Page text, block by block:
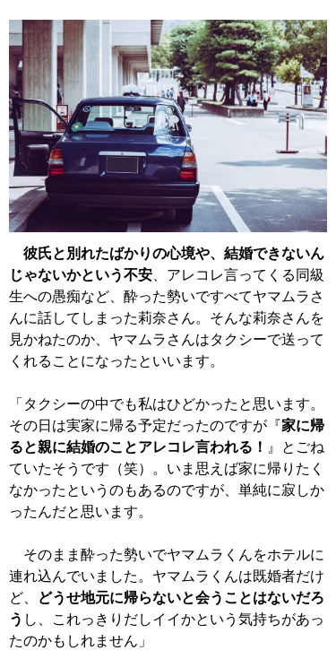
彼氏と別れたばかりの心境や、結婚できないん
じゃないかという不安 、アレコレ言ってくる同級
生への愚痴など、酔った勢いですべてヤマムラさ
んに話してしまった莉奈さん。そんな莉奈さんを
見かねたのか、ヤマムラさんはタクシーで送って
くれることになったといいます。
「タクシーの中でも私はひどかったと思います。
その日は実家に帰る予定だったのですが『家に帰
ると親に結婚のことアレコレ言われる！ 』とごね
ていたそうです（笑）。いま思えば家に帰りたく
なかったというのもあるのですが、単純に寂しか
ったんだと思います。
そのまま酔った勢いでヤマムラくんをホテルに
連れ込んでいました。ヤマムラくんは既婚者だけ
ど、
どうせ地元に帰らないと会うことはないだろ
う し、これっきりだしイイかという気持ちがあっ
たのかもしれません」